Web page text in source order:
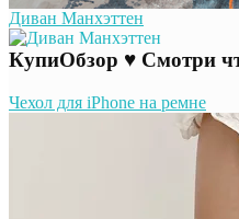
Диван Манхэттен
КупиОбзор ♥ Смотри
Чехол для iPhone на ремне